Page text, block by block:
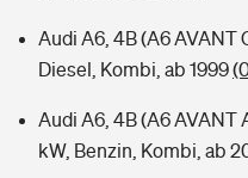
Audi A6, 4B (A6 AVANT
Diesel, Kombi, ab 1999
Audi A6, 4B (A6 AVANT
kW, Benzin, Kombi, ab